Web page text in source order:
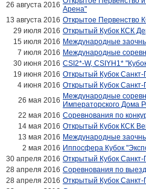
26 августа 2016 Арена"
13 августа 2016 Открытое Первенство
29 июля 2016 Открытый Кубок КСК
15 июля 2016 Международные
7 июля 2016 Международные
30 июня 2016 CSI2*-W, CSIYH1*
19 июня 2016 Открытый Кубок
4 июня 2016 Открытый Кубок Санкт-
26 мая 2016 Международные
Императорского Дома
22 мая 2016 Соревнования по
14 мая 2016 Открытый Кубок КСК
13 мая 2016 Международные
2 мая 2016 Иппосфера Кубок
30 апреля 2016 Открытый Кубок Санкт-
28 апреля 2016 Соревнования по
28 апреля 2016 Открытый Кубок Санкт-